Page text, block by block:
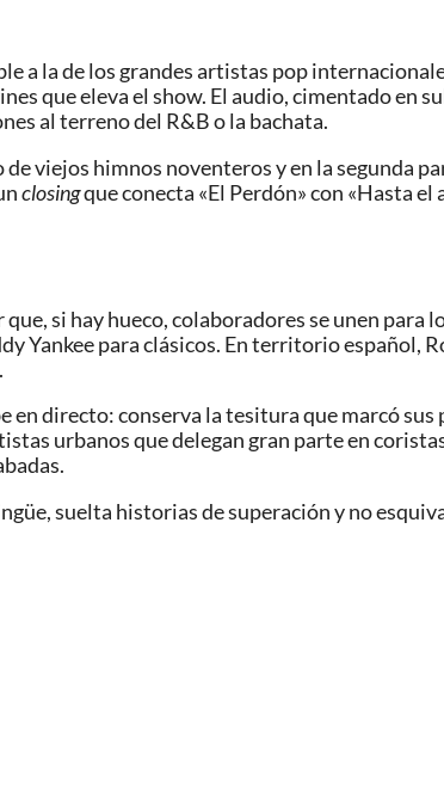
a la de los grandes artistas pop
que eleva el show. El audio, cimentado en
al terreno del R&B o la bachata.
viejos himnos noventeros y en la segunda
closingque conecta «El Perdón» con «Hasta
si hay hueco, colaboradores se unen para
Yankee para clásicos. En territorio español,
directo: conserva la tesitura que marcó
urbanos que delegan gran parte en
suelta historias de superación y no